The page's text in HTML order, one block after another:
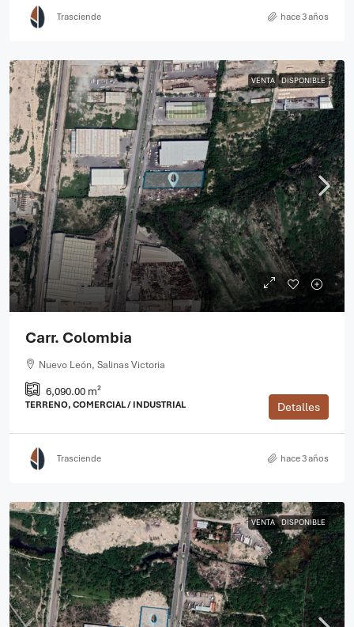
Trasciende hace 3 años
VENTA DISPONIBLE
Carr. Colombia
Nuevo León, Salinas Victoria
6,090.00 m²
TERRENO, COMERCIAL / INDUSTRIAL Detalles
Trasciende hace 3 años
VENTA DISPONIBLE